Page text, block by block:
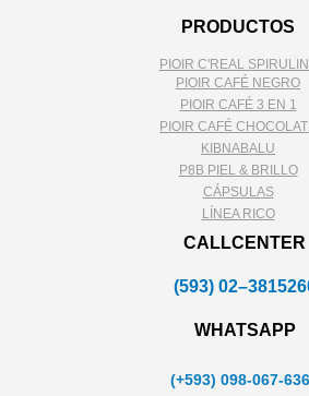
PRODUCTOS
PIOIR C'REAL
PIOIR CAFÉ NEGRO
PIOIR CAFÉ 3 EN 1
PIOIR CAFÉ
KIBNABALU
P8B PIEL & BRILLO
CÁPSULAS
LÍNEA RICO
CALLCENTER
(593)
WHATSAPP
(+593) 098-067-